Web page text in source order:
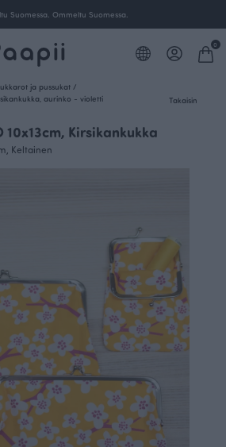
Suomessa. Ommeltu Suomessa.
0
ja pussukat /
aurinko - violetti
Takaisin
10x13cm, Kirsikankukka
Keltainen